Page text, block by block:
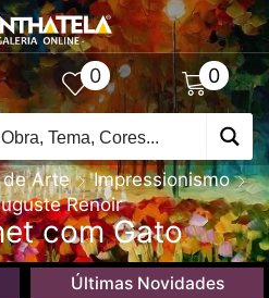
0 0
Arte
Impressionismo
Renoir
com Gato
Últimas Novidades